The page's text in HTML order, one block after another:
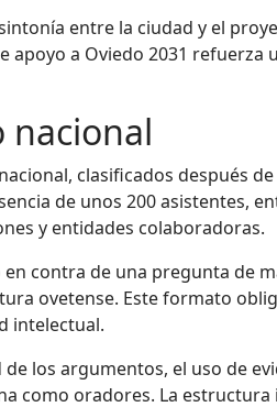
entre la ciudad y el
a Oviedo 2031 refuerza
nacional
clasificados después
de unos 200 asistentes,
y entidades colaboradoras.
contra de una pregunta de
ovetense. Este formato
intelectual.
los argumentos, el uso de
como oradores. La